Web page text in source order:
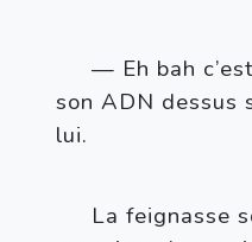
— Eh bah
son ADN dessus
lui.
La feignasse